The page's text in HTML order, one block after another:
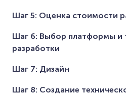
Шаг 5: Оценка стоимости
Шаг 6: Выбор платформы и
разработки
Шаг 7: Дизайн
Шаг 8: Создание